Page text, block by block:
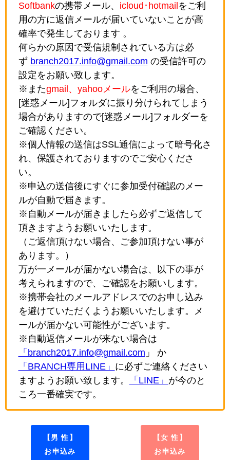
Softbankの携帯メール、 icloud･hotmail をご利
用の方に返信メールが届いていないことが高
確率で発生しております 。
何らかの原因で受信規制されている方は必
ず branch2017.info@gmail.com の受信許可の
設定をお願い致します。
※またgmail、yahooメールをご利用の場合、
[迷惑メール]フォルダに振り分けられてしまう
場合がありますので[迷惑メール]フォルダーを
ご確認ください。
※個人情報の送信はSSL通信によって暗号化さ
れ、保護されておりますのでご安心くださ
い。
※申込の送信後にすぐに参加受付確認のメー
ルが自動で届きます。
※自動メールが届きましたら必ずご返信して
頂きますようお願いいたします。
（ご返信頂けない場合、ご参加頂けない事が
あります。）
万が一メールが届かない場合は、以下の事が
考えられますので、ご確認をお願いします。
※携帯会社のメールアドレスでのお申し込み
を避けていただくようお願いいたします。メ
ールが届かない可能性がございます。
※自動返信メールが来ない場合は
「branch2017.info@gmail.com 」 か
「BRANCH専用LINE」 に必ずご連絡ください
ますようお願い致します。
「LINE」 が今のと
ころ一番確実です。
【男 性】
お申込み
【女 性】
お申込み